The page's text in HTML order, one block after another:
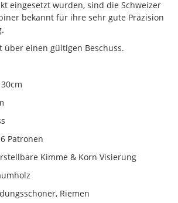
eingesetzt wurden, sind die Schweizer
bekannt für ihre sehr gute Präzision
über einen gültigen Beschuss.
Patronen
Kimme & Korn Visierung
Riemen